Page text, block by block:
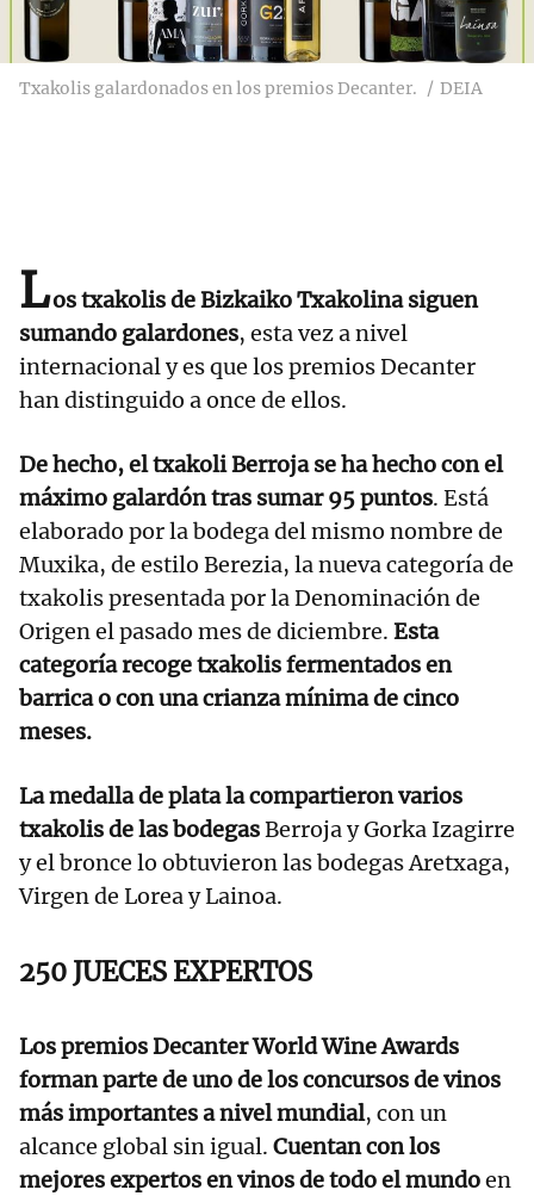
Txakolis galardonados en los premios Decanter. DEIA
Los txakolis de Bizkaiko Txakolina siguen
sumando galardones, esta vez a nivel
internacional y es que los premios Decanter
han distinguido a once de ellos.
De hecho, el txakoli Berroja se ha hecho con el
máximo galardón tras sumar 95 puntos. Está
elaborado por la bodega del mismo nombre de
Muxika, de estilo Berezia, la nueva categoría de
txakolis presentada por la Denominación de
Origen el pasado mes de diciembre. Esta
categoría recoge txakolis fermentados en
barrica o con una crianza mínima de cinco
meses.
La medalla de plata la compartieron varios
txakolis de las bodegasBerroja y Gorka Izagirre
y el bronce lo obtuvieron las bodegas Aretxaga,
Virgen de Lorea y Lainoa.
250 JUECES EXPERTOS
Los premios Decanter World Wine Awards
forman parte de uno de los concursos de vinos
más importantes a nivel mundial, con un
alcance global sin igual. Cuentan con los
mejores expertos en vinos de todo el mundoen